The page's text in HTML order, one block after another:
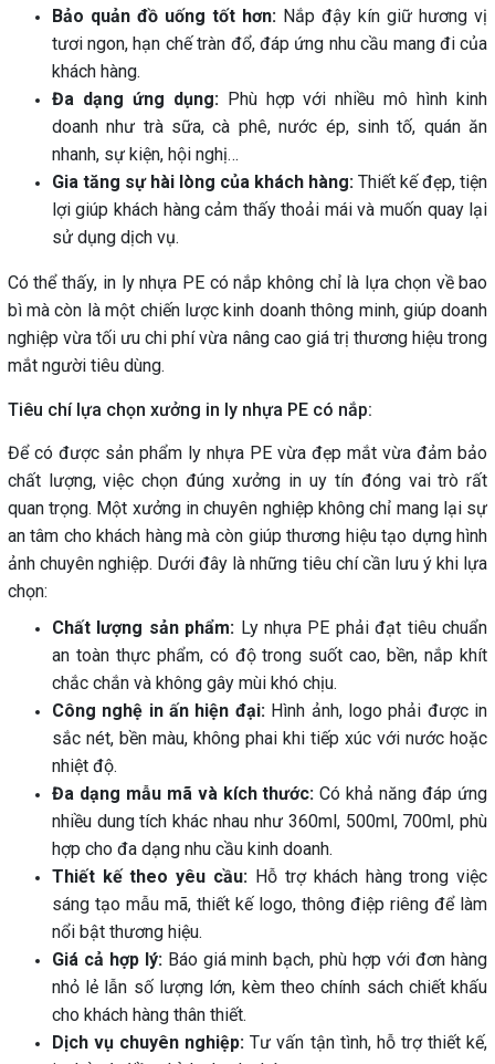
Bảo quản đồ uống tốt hơn:Nắp đậy kín giữ hương vị
tươi ngon, hạn chế tràn đổ, đáp ứng nhu cầu mang đi của
khách hàng.
Đa dạng ứng dụng:Phù hợp với nhiều mô hình kinh
doanh như trà sữa, cà phê, nước ép, sinh tố, quán ăn
nhanh, sự kiện, hội nghị…
Gia tăng sự hài lòng của khách hàng: Thiết kế đẹp, tiện
lợi giúp khách hàng cảm thấy thoải mái và muốn quay lại
sử dụng dịch vụ.
Có thể thấy, in ly nhựa PE có nắp không chỉ là lựa chọn về bao
bì mà còn là một chiến lược kinh doanh thông minh, giúp doanh
nghiệp vừa tối ưu chi phí vừa nâng cao giá trị thương hiệu trong
mắt người tiêu dùng.
Tiêu chí lựa chọn xưởng in ly nhựa PE có nắp:
Để có được sản phẩm ly nhựa PE vừa đẹp mắt vừa đảm bảo
chất lượng, việc chọn đúng xưởng in uy tín đóng vai trò rất
quan trọng. Một xưởng in chuyên nghiệp không chỉ mang lại sự
an tâm cho khách hàng mà còn giúp thương hiệu tạo dựng hình
ảnh chuyên nghiệp. Dưới đây là những tiêu chí cần lưu ý khi lựa
chọn:
Chất lượng sản phẩm: Ly nhựa PE phải đạt tiêu chuẩn
an toàn thực phẩm, có độ trong suốt cao, bền, nắp khít
chắc chắn và không gây mùi khó chịu.
Công nghệ in ấn hiện đại:Hình ảnh, logo phải được in
sắc nét, bền màu, không phai khi tiếp xúc với nước hoặc
nhiệt độ.
Đa dạng mẫu mã và kích thước: Có khả năng đáp ứng
nhiều dung tích khác nhau như 360ml, 500ml, 700ml, phù
hợp cho đa dạng nhu cầu kinh doanh.
Thiết kế theo yêu cầu: Hỗ trợ khách hàng trong việc
sáng tạo mẫu mã, thiết kế logo, thông điệp riêng để làm
nổi bật thương hiệu.
Giá cả hợp lý:Báo giá minh bạch, phù hợp với đơn hàng
nhỏ lẻ lẫn số lượng lớn, kèm theo chính sách chiết khấu
cho khách hàng thân thiết.
Dịch vụ chuyên nghiệp: Tư vấn tận tình, hỗ trợ thiết kế,